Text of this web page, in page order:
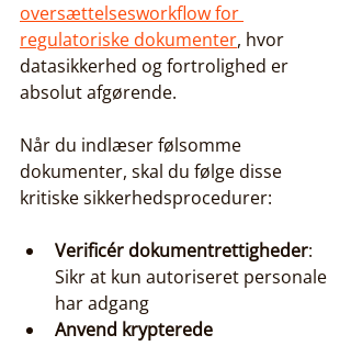
oversættelsesworkflow for
regulatoriske dokumenter, hvor
datasikkerhed og fortrolighed er
absolut afgørende.
Når du indlæser følsomme
dokumenter, skal du følge disse
kritiske sikkerhedsprocedurer:
Verificér dokumentrettigheder:
Sikr at kun autoriseret personale
har adgang
Anvend krypterede